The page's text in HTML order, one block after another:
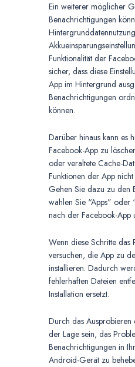
Ein weiterer möglicher
Benachrichtigungen
Funktionalität der
sicher, dass diese
App im Hintergrund
Benachrichtigungen
können.
Darüber hinaus kann es
Facebook-App zu
oder veraltete Cache-
Funktionen der App
Gehen Sie dazu zu den
wählen Sie “Apps” oder
nach der Facebook-App
Wenn diese Schritte das
versuchen, die App zu
installieren. Dadurch
fehlerhaften Dateien
Installation ersetzt.
Durch das Ausprobieren
der Lage sein, das
Benachrichtigungen in
Android-Gerät zu